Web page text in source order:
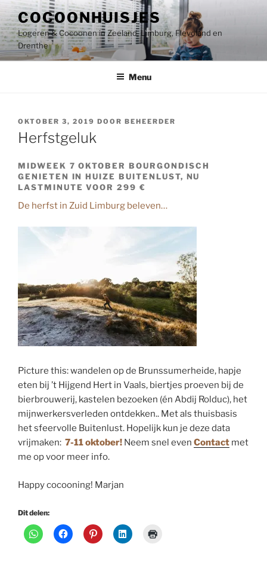
naar
de
inhoud
COCOONHUISJES
Logeren & Cocoonen in Zeeland, Limburg, Flevoland en
Drenthe
Menu
GEPLAATST
OP
OKTOBER 3, 2019 DOOR BEHEERDER
Herfstgeluk
MIDWEEK 7 OKTOBER BOURGONDISCH
GENIETEN IN HUIZE BUITENLUST, NU
LASTMINUTE VOOR 299 €
De herfst in Zuid Limburg beleven…
Picture this: wandelen op de Brunssumerheide, hapje
eten bij ’t Hijgend Hert in Vaals, biertjes proeven bij de
bierbrouwerij, kastelen bezoeken (én Abdij Rolduc), het
mijnwerkersverleden ontdekken.. Met als thuisbasis
het sfeervolle Buitenlust. Hopelijk kun je deze data
vrijmaken: 7-11 oktober! Neem snel even Contact met
me op voor meer info.
Happy cocooning! Marjan
Dit delen: